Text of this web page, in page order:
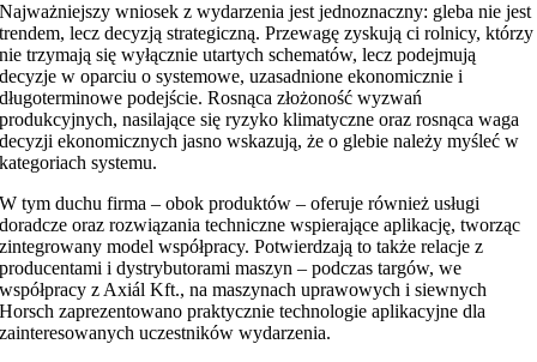
Najważniejszy wniosek z wydarzenia jest jednoznaczny: gleba nie jest
trendem, lecz decyzją strategiczną. Przewagę zyskują ci rolnicy, którzy
nie trzymają się wyłącznie utartych schematów, lecz podejmują
decyzje w oparciu o systemowe, uzasadnione ekonomicznie i
długoterminowe podejście. Rosnąca złożoność wyzwań
produkcyjnych, nasilające się ryzyko klimatyczne oraz rosnąca waga
decyzji ekonomicznych jasno wskazują, że o glebie należy myśleć w
kategoriach systemu.
W tym duchu firma – obok produktów – oferuje również usługi
doradcze oraz rozwiązania techniczne wspierające aplikację, tworząc
zintegrowany model współpracy. Potwierdzają to także relacje z
producentami i dystrybutorami maszyn – podczas targów, we
współpracy z Axiál Kft., na maszynach uprawowych i siewnych
Horsch zaprezentowano praktycznie technologie aplikacyjne dla
zainteresowanych uczestników wydarzenia.